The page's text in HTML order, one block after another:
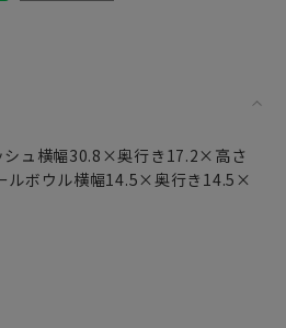
シュ横幅30.8×奥行き17.2×高さ
ルボウル横幅14.5×奥行き14.5×